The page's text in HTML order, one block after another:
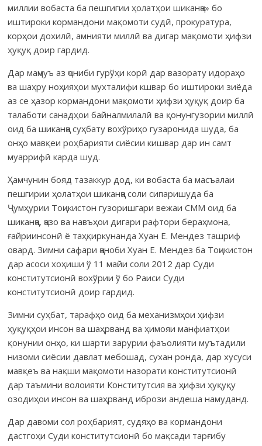
миллии вобаста ба пешгигии ҳолатҳои шиканҷа» бо
иштироки кормандони мақомоти судӣ, прокуратура,
корҳои дохилӣ, амнияти миллӣ ва дигар мақомоти ҳифзи
ҳуқуқ доир гардид.
Дар маҷмуъ аз ҷониби гурўҳи корӣ дар вазорату идораҳо
ва шаҳру ноҳияҳои мухталифи кшвар бо иштироки зиёда
аз се ҳазор кормандони мақомоти ҳифзи ҳуқуқ доир ба
талаботи санадҳои байналмилалӣ ва қонунгузории миллӣ
оид ба шиканҷа суҳбату вохўриҳо гузаронида шуда, ба
онҳо мавқеи роҳбарияти сиёсии кишвар дар ин самт
муаррифӣ карда шуд.
Ҳамчунин бояд тазаккур дод, ки вобаста ба масъалаи
пешгирии ҳолатҳои шиканҷа соли сипаришуда ба
Ҷумҳурии Тоҷикистон гузоришгари вежаи СММ оид ба
шиканҷа, ҷазо ва навъҳои дигари рафтори бераҳмона,
ғайриинсонӣ ё таҳқиркунанда Хуан Е. Мендез ташриф
овард. Зимни сафари ҷаноби Хуан Е. Мендез ба Тоҷикистон
дар асоси хоҳиши ў 11 майи соли 2012 дар Суди
конститутсионӣ вохўрии ў бо Раиси Суди
конститутсионӣ доир гардид.
Зимни суҳбат, тарафҳо оид ба механизмҳои ҳифзи
ҳуқуқҳои инсон ва шаҳрванд ва ҳимояи манфиатҳои
қонунии онҳо, ки шарти зарурии фаъолияти муътадили
низоми сиёсии давлат мебошад, сухан ронда, дар хусуси
мавқеъ ва нақши мақомоти назорати конститутсионӣ
дар таъмини волоияти Конститутсия ва ҳифзи ҳуқуқу
озодиҳои инсон ва шаҳрванд ибрози андеша намуданд.
Дар давоми сол роҳбарият, судяҳо ва кормандони
дастгоҳи Суди конститутсионӣ бо мақсади тарғибу